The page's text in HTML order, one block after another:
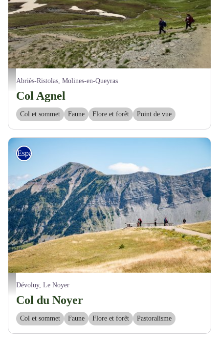
Paysage du col Agnel - Stephanie_CACHINERO
Abriès-Ristolas, Molines-en-Queyras
Col Agnel
Col et sommet Faune Flore et forêt Point de vue
Damien Desbenoit
Espaces naturels sensibles
Dévoluy, Le Noyer
Col du Noyer
Col et sommet Faune Flore et forêt Pastoralisme